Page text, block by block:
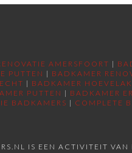
AMERSFOORT |
PUTTEN | BADKAMER
| BADKAMER
PUTTEN | BADKAMER
BADKAMERS | COMPLETE
IS EEN ACTIVITEIT